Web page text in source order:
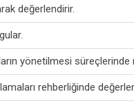
değerlendirir.
yönetilmesi süreçlerinde
rehberliğinde